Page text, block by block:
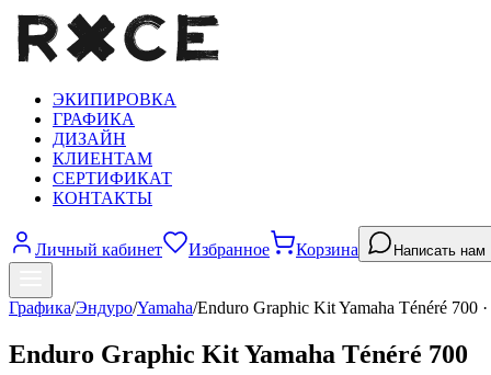
ЭКИПИРОВКА
ГРАФИКА
ДИЗАЙН
КЛИЕНТАМ
СЕРТИФИКАТ
КОНТАКТЫ
Личный кабинет Избранное Корзина Написать нам
Графика/Эндуро/Yamaha/Enduro Graphic Kit Yamaha Ténéré 700 ·
Enduro Graphic Kit Yamaha Ténéré 700